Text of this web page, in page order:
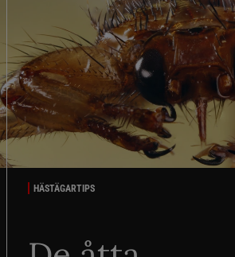
HÄSTÄGARTIPS